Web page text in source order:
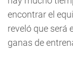
encontrar el
reveló que será
ganas de